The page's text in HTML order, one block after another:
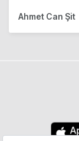
Ahmet Can Şit